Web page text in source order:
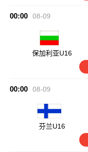
00:00 08-09
保加利亚U16
00:00 08-09
芬兰U16